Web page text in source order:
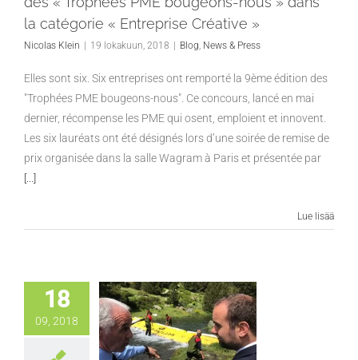
la catégorie « Entreprise Créative »
Nicolas Klein | 19 lokakuun, 2018 | Blog News & Press
Elles sont six. Six entreprises ont remporté la 9ème édition des
"Trophées PME bougeons-nous". Ce concours, lancé en mai
dernier, récompense les PME qui osent, emploient et innovent.
Les six lauréats ont été désignés lors d’une soirée de remise de
prix organisée dans la salle Wagram à Paris et présentée par
[...]
Lue lisää
18
09, 2018
Sébastien Lecornu
secrétaire d’état à la
transition écologique